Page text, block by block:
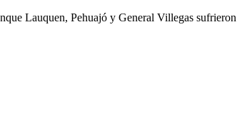
Lauquen, Pehuajó y General Villegas sufrieron